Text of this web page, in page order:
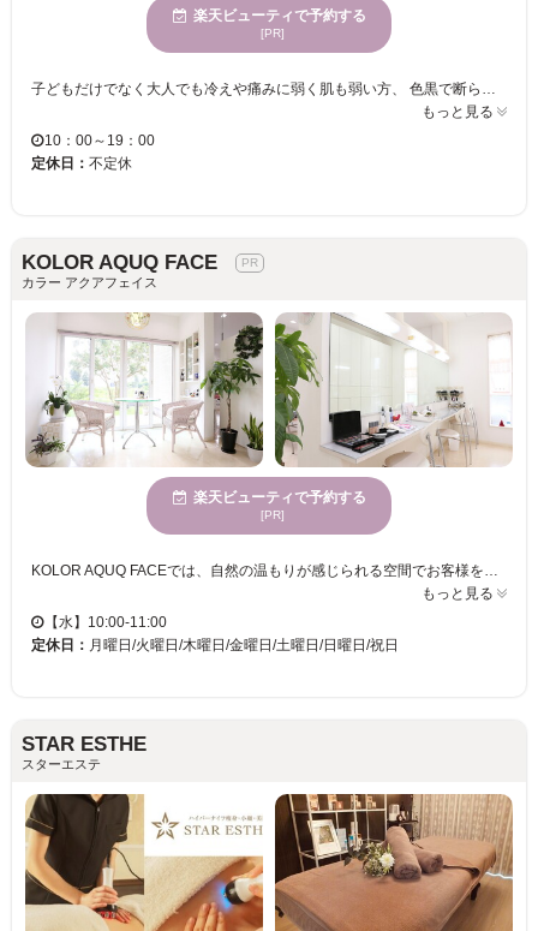
楽天ビューティで予約する
[PR]
もっと見る
10：00～19：00
定休日： 不定休
KOLOR AQUQ FACE
カラー アクアフェイス
楽天ビューティで予約する
[PR]
KOLOR AQUQ FACEでは、自然の温もりが感じられる空間でお客様をお迎えします。心地よい木の香りが漂う店内は、忙しい日常から解放され、リラックスできる場所を提供します。一人ひとりに寄り添ったマンツーマンの丁寧なカウンセリングと施術が自慢で、初めての方でも安心してご来店いただけます。若い方からご年配の方まで、どの年代の方にも楽しんでいただけるサービスが充実しており、毎回ご満足いただけるよう努めています。お支払いにはクレジットカードもご利用いただけるため、手間なく簡単に手続きを完了していただけます。KOLOR AQUQ FACEで、あなたの求める美しさを発見してください。きっと自分自身に自信が持てるようになります。
もっと見る
【水】10:00-11:00
定休日： 月曜日/火曜日/木曜日/金曜日/土曜日/日曜日/祝日
STAR ESTHE
スターエステ